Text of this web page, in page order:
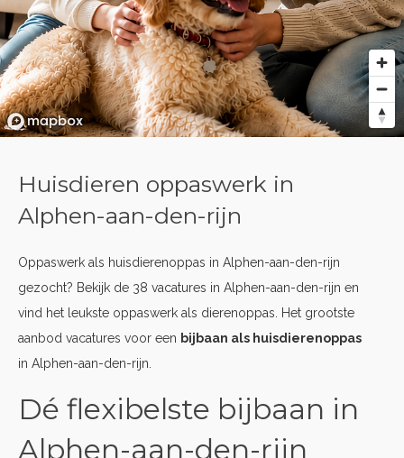
Huisdieren oppaswerk in
Alphen-aan-den-rijn
Oppaswerk als huisdierenoppas in Alphen-aan-den-rijn
gezocht? Bekijk de 38 vacatures in Alphen-aan-den-rijn en
vind het leukste oppaswerk als dierenoppas. Het grootste
aanbod vacatures voor een bijbaan als huisdierenoppas
in Alphen-aan-den-rijn.
Dé flexibelste bijbaan in
Alphen-aan-den-rijn